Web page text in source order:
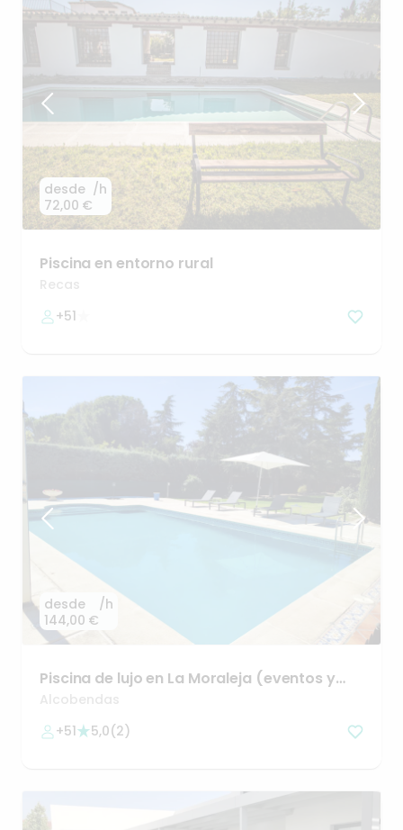
desde
72,00 €
/h
Piscina en entorno rural
Recas
+51
desde
144,00 €
/h
Piscina de lujoen La Moraleja (eventos y
grupos)
Alcobendas
+51
5,0(2)